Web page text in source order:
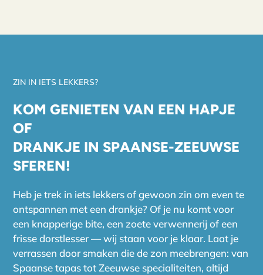
ZIN IN IETS LEKKERS?
KOM GENIETEN VAN EEN HAPJE
OF
DRANKJE IN SPAANSE-ZEEUWSE
SFEREN!
Heb je trek in iets lekkers of gewoon zin om even te
ontspannen met een drankje? Of je nu komt voor
een knapperige bite, een zoete verwennerij of een
frisse dorstlesser — wij staan voor je klaar. Laat je
verrassen door smaken die de zon meebrengen: van
Spaanse tapas tot Zeeuwse specialiteiten, altijd